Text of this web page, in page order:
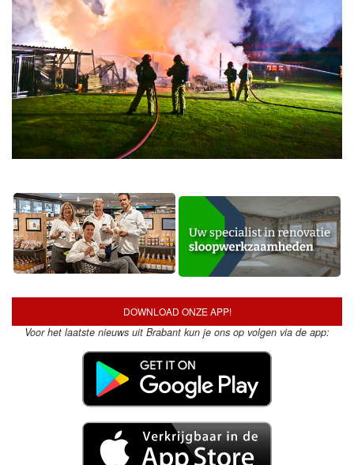
DOWNLOAD ONZE APP!
Voor het laatste nieuws uit Brabant kun je ons op volgen via de app: